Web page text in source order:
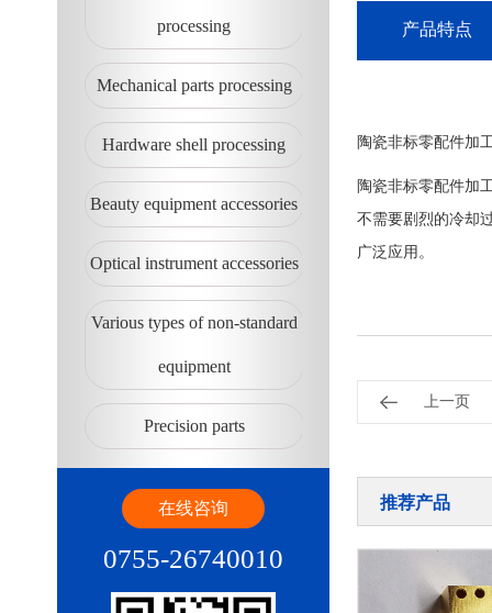
processing
Mechanical parts processing
Hardware shell processing
Beauty equipment accessories
Optical instrument accessories
Various types of non-standard
equipment
Precision parts
在线咨询
0755-26740010
产品特点
陶瓷非标零配件加
陶瓷非标零配件加
不需要剧烈的冷却
广泛应用。
上一页
推荐产品